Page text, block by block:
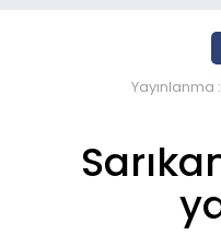
Yayınlanma :